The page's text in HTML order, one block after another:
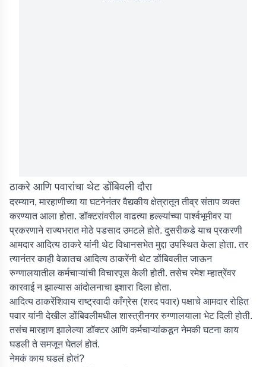
ठाकरे आणि पवारांचा थेट डोंबिवली दौरा
दरम्यान, मारहाणीच्या या घटनेनंतर वैद्यकीय क्षेत्रातून तीव्र संताप व्यक्त
करण्यात आला होता. डॉक्टरांवरील वाढत्या हल्ल्यांच्या पार्श्वभूमीवर या
प्रकरणाने राज्यभरात मोठे पडसाद उमटले होते. दुसरीकडे याच प्रकरणी
आमदार आदित्य ठाकरे यांनी थेट विधानसभेत मुद्दा उपस्थित केला होता. तर
त्यानंतर काही वेळातच आदित्य ठाकरेंनी थेट डोंबिवलीत जाऊन
रुग्णालयातील कर्मचाऱ्यांची विचारपूस केली होती. तसेच रमेश म्हात्रेंवर
कारवाई न झाल्यास आंदोलनाचा इशारा दिला होता.
आदित्य ठाकरेंशिवाय राष्ट्रवादी काँग्रेस (शरद पवार) पक्षाचे आमदार रोहित
पवार यांनी देखील डोंबिवलीमधील शास्त्रीनगर रुग्णालयाला भेट दिली होती.
तसंच मारहाण झालेल्या डॉक्टर आणि कर्मचाऱ्यांकडून नेमकी घटना काय
घडली ते समजून घेतलं होतं.
नेमकं काय घडलं होतं?